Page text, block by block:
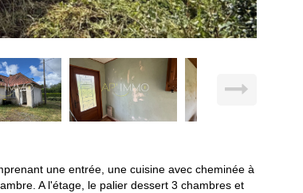
une entrée, une cuisine avec cheminée à
A l'étage, le palier dessert 3 chambres et